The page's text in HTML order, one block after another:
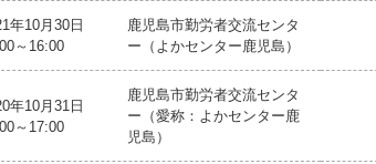
年10月30日
～16:00
鹿児島市勤労者交流センタ
ー（よかセンター鹿児島）
年10月31日
～17:00
鹿児島市勤労者交流センタ
ー（愛称：よかセンター鹿
児島）